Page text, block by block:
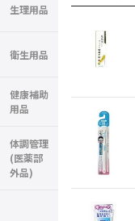
生理用品
衛生用品
健康補助
用品
体調管理
(医薬部
外品)